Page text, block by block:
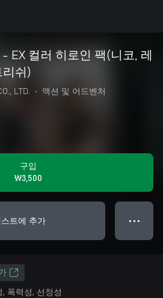
- EX 컬러 히로인 팩(니코, 레
리쉬)
LTD. • 액션 및 어드벤처
구입
₩3,500
트에 추가 ● ● ●
폭력성, 선정성